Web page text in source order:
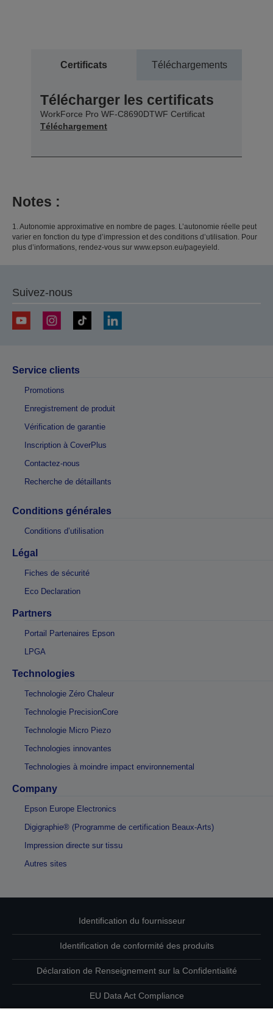
Certificats Téléchargements
Télécharger les certificats
WorkForce Pro WF-C8690DTWF Certificat
Téléchargement
Notes :
1. Autonomie approximative en nombre de pages. L’autonomie réelle peut
varier en fonction du type d’impression et des conditions d’utilisation. Pour
plus d’informations, rendez-vous sur www.epson.eu/pageyield.
Suivez-nous
Service clients
Promotions
Enregistrement de produit
Vérification de garantie
Inscription à CoverPlus
Contactez-nous
Recherche de détaillants
Conditions générales
Conditions d’utilisation
Légal
Fiches de sécurité
Eco Declaration
Partners
Portail Partenaires Epson
LPGA
Technologies
Technologie Zéro Chaleur
Technologie PrecisionCore
Technologie Micro Piezo
Technologies innovantes
Technologies à moindre impact environnemental
Company
Epson Europe Electronics
Digigraphie® (Programme de certification Beaux-Arts)
Impression directe sur tissu
Autres sites
Identification du fournisseur
Identification de conformité des produits
Déclaration de Renseignement sur la Confidentialité
EU Data Act Compliance